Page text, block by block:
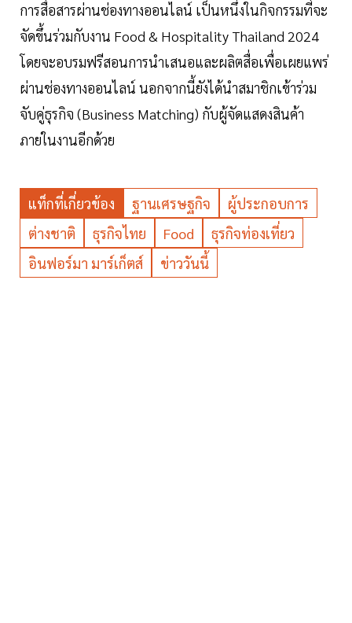
การสื่อสารผ่านช่องทางออนไลน์ เป็นหนึ่งในกิจกรรมที่จะ
จัดขึ้นร่วมกับงาน Food & Hospitality Thailand 2024
โดยจะอบรมฟรีสอนการนำเสนอและผลิตสื่อเพื่อเผยแพร่
ผ่านช่องทางออนไลน์ นอกจากนี้ยังได้นำสมาชิกเข้าร่วม
จับคู่ธุรกิจ (Business Matching) กับผู้จัดแสดงสินค้า
ภายในงานอีกด้วย
แท็กที่เกี่ยวข้อง ฐานเศรษฐกิจ
ผู้ประกอบการ
ต่างชาติ
ธุรกิจไทย Food
ธุรกิจท่องเที่ยว
อินฟอร์มา มาร์เก็ตส์
ข่าววันนี้